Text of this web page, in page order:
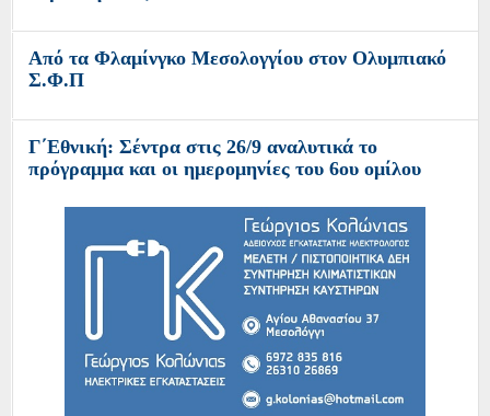
Από τα Φλαμίνγκο Μεσολογγίου στον Ολυμπιακό
Σ.Φ.Π
Γ΄Εθνική: Σέντρα στις 26/9 αναλυτικά το
πρόγραμμα και οι ημερομηνίες του 6ου ομίλου